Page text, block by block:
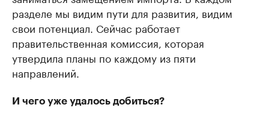
разделе мы видим пути для развития, видим
свои потенциал. Сейчас работает
правительственная комиссия, которая
утвердила планы по каждому из пяти
направлений.
И чего уже удалось добиться?